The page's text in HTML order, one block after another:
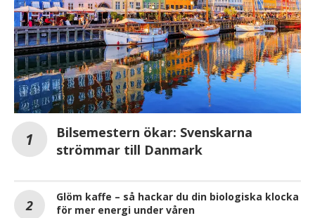
Bilsemestern ökar: Svenskarna
strömmar till Danmark
Glöm kaffe – så hackar du din biologiska klocka
för mer energi under våren